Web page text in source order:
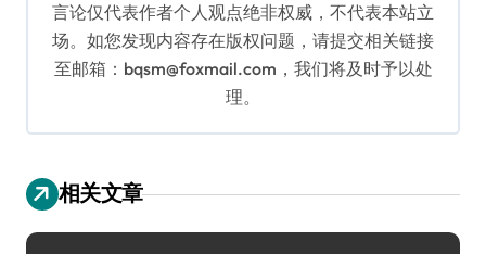
言论仅代表作者个人观点绝非权威，不代表本站立
场。如您发现内容存在版权问题，请提交相关链接
至邮箱：bqsm@foxmail.com，我们将及时予以处
理。
相关文章